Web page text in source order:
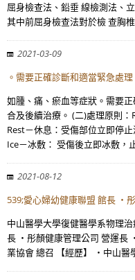
屈身檢查法、鉛垂 線檢測法、
其中前屈身檢查法對於檢 查胸
2021-03-09
。需要正確診斷和適當緊急處
如腫、痛、瘀血等症狀。需要
合及後續治療。 (二)處理原則：
Rest－休息：受傷部位立即停
Ice－冰敷： 受傷後立即冰敷，
2021-08-12
539;愛心婦幼健康聯盟 館長 ・
中山醫學大學復健醫學系物理
長 ・彤顏健康管理公司 營運長
業協會 總召 【經歷】 ・中山醫